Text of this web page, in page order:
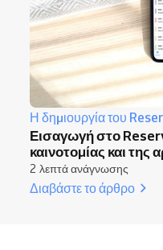
Η δημιουργία του
Εισαγωγή στο
καινοτομίας και της
2 λεπτά ανάγνωσης
Διαβάστε το άρθρο